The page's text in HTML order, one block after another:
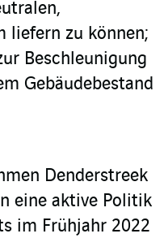
liefern zu können;
Beschleunigung
Gebäudebestand
Denderstreek
eine aktive Politik
im Frühjahr 2022